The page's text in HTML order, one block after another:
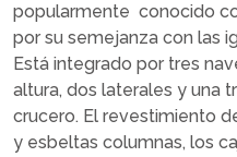
popularmente conocido
por su semejanza con las
Está integrado por tres
altura, dos laterales y una
crucero. El revestimiento
y esbeltas columnas, los